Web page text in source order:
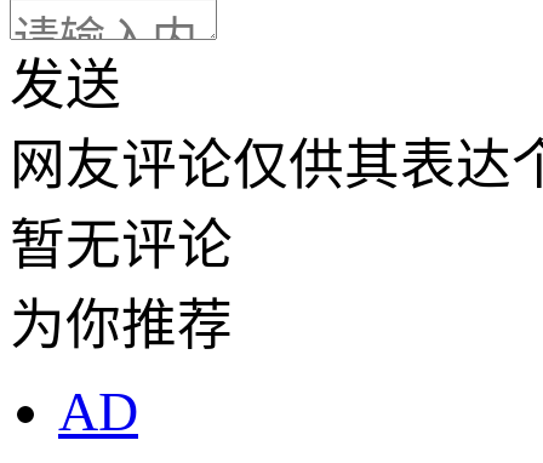
发送
网友评论仅供其表达
暂无评论
为你推荐
AD